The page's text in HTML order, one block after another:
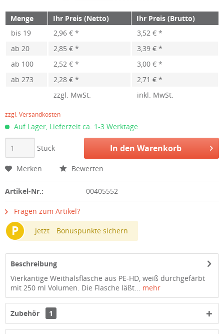
Menge Ihr Preis (Netto)
Ihr Preis (Brutto)
bis 19 2,96 € *
3,52 € *
ab 20 2,85 € *
3,39 € *
ab 100 2,52 € *
3,00 € *
ab 273 2,28 € *
2,71 € *
zzgl. MwSt.
inkl. MwSt.
zzgl. Versandkosten
Auf Lager, Lieferzeit ca. 1-3 Werktage
Stück In den Warenkorb
Merken Bewerten
Artikel-Nr.: 00405552
Fragen zum Artikel?
P Jetzt Bonuspunkte sichern
Beschreibung
Vierkantige Weithalsflasche aus PE-HD, weiß durchgefärbt
mit 250 ml Volumen. Die Flasche läßt... mehr
Zubehör 1